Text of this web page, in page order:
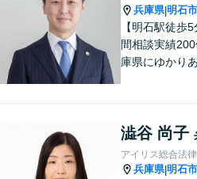
兵庫県|明石市
【明石駅徒歩
間相談実績
庫県にゆかり
題にも迅速に
す。【初回無料
澁谷 尚子
アイリス総合法
兵庫県|明石市